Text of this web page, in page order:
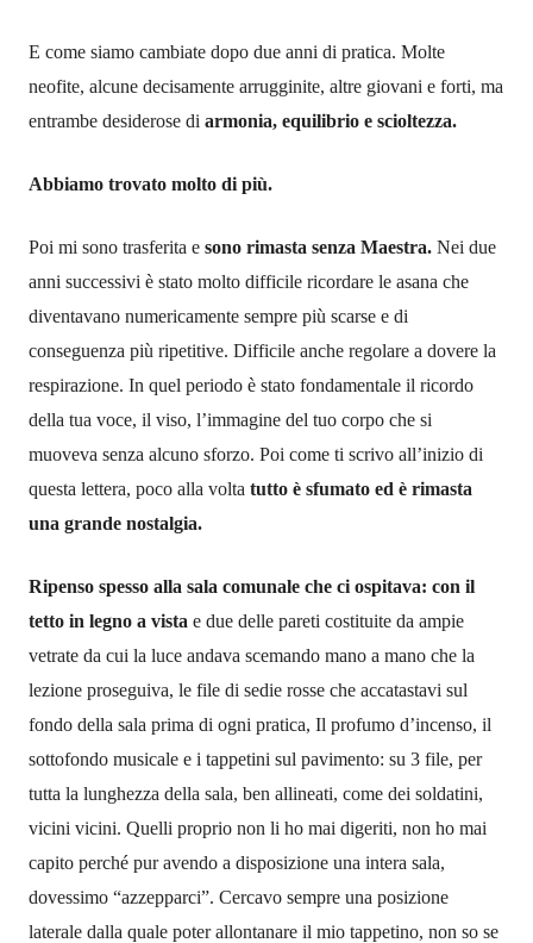
E come siamo cambiate dopo due anni di pratica. Molte
neofite, alcune decisamente arrugginite, altre giovani e forti, ma
entrambe desiderose di armonia, equilibrio e scioltezza.
Abbiamo trovato molto di più.
Poi mi sono trasferita e sono rimasta senza Maestra. Nei due
anni successivi è stato molto difficile ricordare le asana che
diventavano numericamente sempre più scarse e di
conseguenza più ripetitive. Difficile anche regolare a dovere la
respirazione. In quel periodo è stato fondamentale il ricordo
della tua voce, il viso, l’immagine del tuo corpo che si
muoveva senza alcuno sforzo. Poi come ti scrivo all’inizio di
questa lettera, poco alla volta tutto è sfumato ed è rimasta
una grande nostalgia.
Ripenso spesso alla sala comunale che ci ospitava: con il
tetto in legno a vista e due delle pareti costituite da ampie
vetrate da cui la luce andava scemando mano a mano che la
lezione proseguiva, le file di sedie rosse che accatastavi sul
fondo della sala prima di ogni pratica, Il profumo d’incenso, il
sottofondo musicale e i tappetini sul pavimento: su 3 file, per
tutta la lunghezza della sala, ben allineati, come dei soldatini,
vicini vicini. Quelli proprio non li ho mai digeriti, non ho mai
capito perché pur avendo a disposizione una intera sala,
dovessimo “azzepparci”. Cercavo sempre una posizione
laterale dalla quale poter allontanare il mio tappetino, non so se